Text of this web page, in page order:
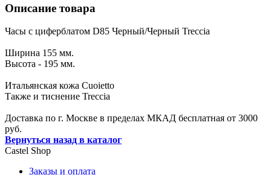
Описание товара
Часы с циферблатом D85 Черный/Черный Treccia
Ширина 155 мм.
Высота - 195 мм.
Итальянская кожа Cuoietto
Также и тиснение Treccia
Доставка по г. Москве в пределах МКАД бесплатная от 3000
руб.
Вернуться назад в каталог
Castel Shop
Заказы и оплата